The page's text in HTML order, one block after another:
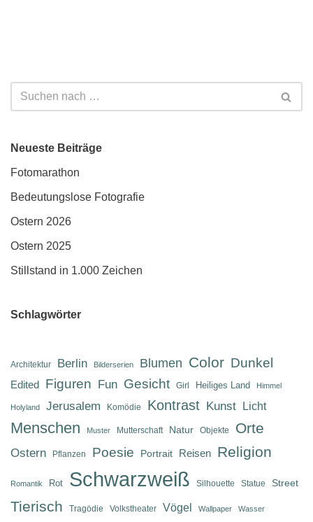
Neueste Beiträge
Fotomarathon
Bedeutungslose Fotografie
Ostern 2026
Ostern 2025
Stillstand in 1.000 Zeichen
Schlagwörter
Architektur Berlin Bilderserien Blumen Color Dunkel
Edited Figuren Fun Gesicht Girl Heiliges Land Himmel
Holyland Jerusalem Komödie Kontrast Kunst Licht
Menschen Muster Mutterschaft Natur Objekte Orte
Ostern Pflanzen Poesie Portrait Reisen Religion
Romantik Rot Schwarzweiß Silhouette Statue Street
Tierisch Tragödie Volkstheater Vögel Wallpaper Wasser